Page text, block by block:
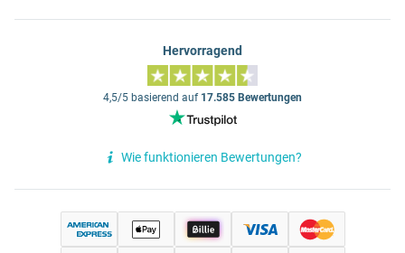
Hervorragend
4,5/5 basierend auf 17.585 Bewertungen
Wie funktionieren Bewertungen?